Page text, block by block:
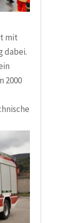
mit
dabei.
2000